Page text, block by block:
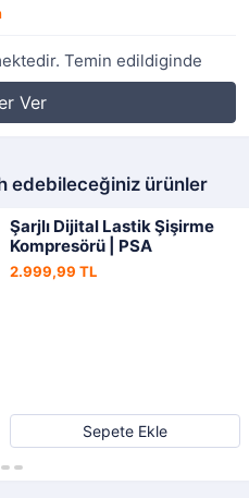
Temin edildiginde
Ver
edebileceğiniz ürünler
Şarjlı Dijital Lastik Şişirme
Kompresörü | PSA
2.999,99 TL
Sepete Ekle